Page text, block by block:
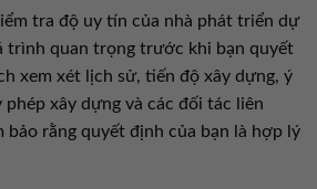
tra độ uy tín của nhà phát triển dự
trình quan trọng trước khi bạn quyết
xem xét lịch sử, tiến độ xây dựng, ý
phép xây dựng và các đối tác liên
bảo rằng quyết định của bạn là hợp lý